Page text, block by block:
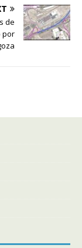
de
por